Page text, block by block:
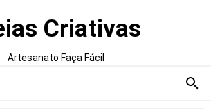
Criativas
Artesanato Faça Fácil